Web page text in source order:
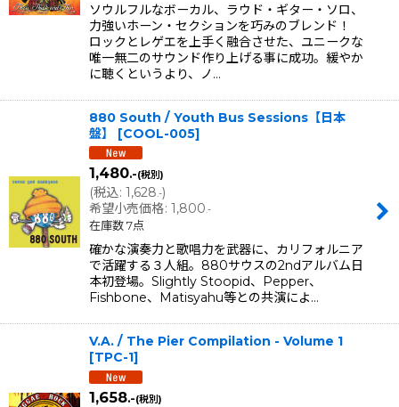
ソウルフルなボーカル、ラウド・ギター・ソロ、
力強いホーン・セクションを巧みのブレンド！
ロックとレゲエを上手く融合させた、ユニークな
唯一無二のサウンド作り上げる事に成功。緩やか
に聴くというより、ノ…
880 South / Youth Bus Sessions【日本
盤】
[COOL-005]
1,480.-(税別)
(税込: 1,628.-)
希望小売価格: 1,800.-
在庫数 7点
確かな演奏力と歌唱力を武器に、カリフォルニア
で活躍する３人組。880サウスの2ndアルバム日
本初登場。Slightly Stoopid、Pepper、
Fishbone、Matisyahu等との共演によ…
V.A. / The Pier Compilation - Volume 1
[TPC-1]
1,658.-(税別)